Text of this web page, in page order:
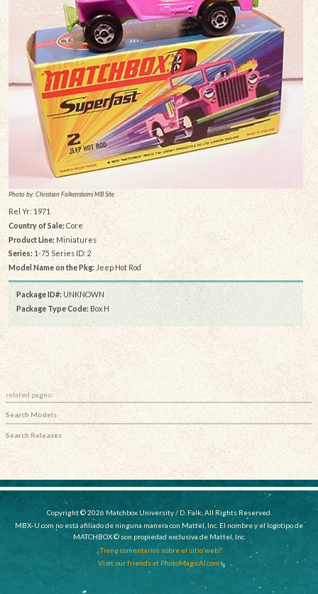
Photo by: Christian Falkensteins MB Site
Rel Yr: 1971
Country of Sale: Core
Product Line: Miniatures
Series:1-75 Series ID: 2
Model Name on the Pkg:Jeep Hot Rod
Package ID#: UNKNOWN
Package Type Code: Box H
related pages:
Search Models
Search Releases
Copyright © 2026 Matchbox University / D. Falk, All Rights Reserved.
MBX-U.com no está afiliado de ninguna manera con Mattel, Inc. El nombre y el logotipo de
MATCHBOX © son propiedad exclusiva de Mattel, Inc.
¿Tiene comentarios sobre el sitio web?
Visit our friends at PhotoMagicAI.com